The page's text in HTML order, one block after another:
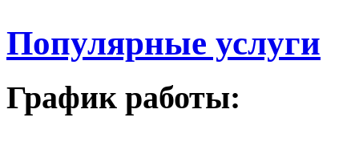
Популярные услуги
График работы: